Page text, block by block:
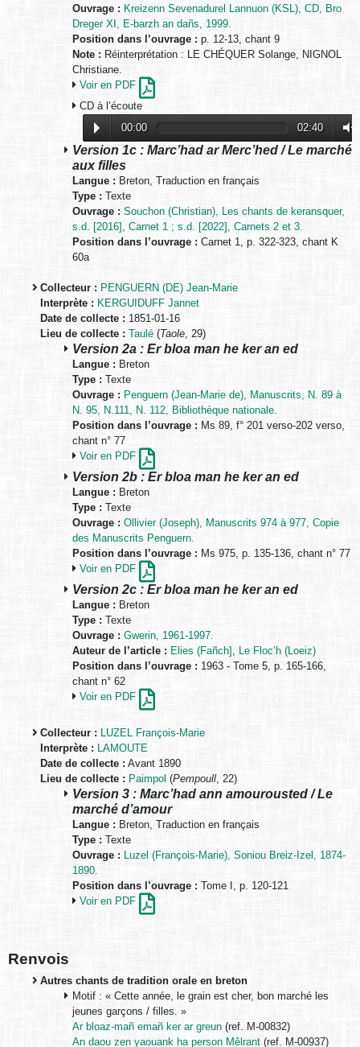
Ouvrage : Kreizenn Sevenadurel Lannuon (KSL), CD, Bro
Dreger XI, E-barzh an dañs, 1999.
Position dans l’ouvrage : p. 12-13, chant 9
Note : Réinterprétation : LE CHÉQUER Solange, NIGNOL
Christiane.
Voir en PDF
CD à l’écoute
00:00
02:40
Version 1c : Marc’had ar Merc’hed / Le marché
aux filles
Langue : Breton, Traduction en français
Type : Texte
Ouvrage : Souchon (Christian), Les chants de keransquer,
s.d. [2016], Carnet 1 ; s.d. [2022], Carnets 2 et 3.
Position dans l’ouvrage : Carnet 1, p. 322-323, chant K
60a
Collecteur : PENGUERN (DE) Jean-Marie
Interprète : KERGUIDUFF Jannet
Date de collecte : 1851-01-16
Lieu de collecte : Taulé (Taole , 29)
Version 2a : Er bloa man he ker an ed
Langue : Breton
Type : Texte
Ouvrage : Penguern (Jean-Marie de), Manuscrits, N. 89 à
N. 95, N.111, N. 112, Bibliothèque nationale.
Position dans l’ouvrage : Ms 89, f° 201 verso-202 verso,
chant n° 77
Voir en PDF
Version 2b : Er bloa man he ker an ed
Langue : Breton
Type : Texte
Ouvrage : Ollivier (Joseph), Manuscrits 974 à 977, Copie
des Manuscrits Penguern.
Position dans l’ouvrage : Ms 975, p. 135-136, chant n° 77
Voir en PDF
Version 2c : Er bloa man he ker an ed
Langue : Breton
Type : Texte
Ouvrage : Gwerin, 1961-1997.
Auteur de l’article : Elies (Fañch]
Le Floc’h (Loeiz)
Position dans l’ouvrage : 1963 - Tome 5, p. 165-166,
chant n° 62
Voir en PDF
Collecteur :
LUZEL François-Marie
Interprète :
LAMOUTE
Date de collecte : Avant 1890
Lieu de collecte : Paimpol (Pempoull, 22)
Version 3 : Marc’had ann amourousted / Le
marché d’amour
Langue : Breton, Traduction en français
Type : Texte
Ouvrage :
Luzel (François-Marie), Soniou Breiz-Izel, 1874-
1890.
Position dans l’ouvrage : Tome I, p. 120-121
Voir en PDF
Renvois
Autres chants de tradition orale en breton
Motif : « Cette année, le grain est cher, bon marché les
jeunes garçons / filles. »
Ar bloaz-mañ emañ ker ar greun (ref. M-00832)
An daou zen yaouank ha person Mêlrant (ref. M-00937)